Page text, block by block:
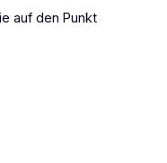
auf den Punkt